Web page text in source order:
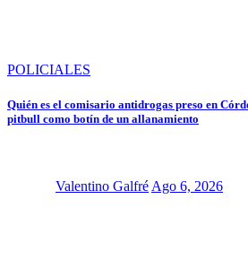
POLICIALES
Quién es el comisario antidrogas preso en
pitbull como botín de un allanamiento
Valentino Galfré Ago 6, 2026